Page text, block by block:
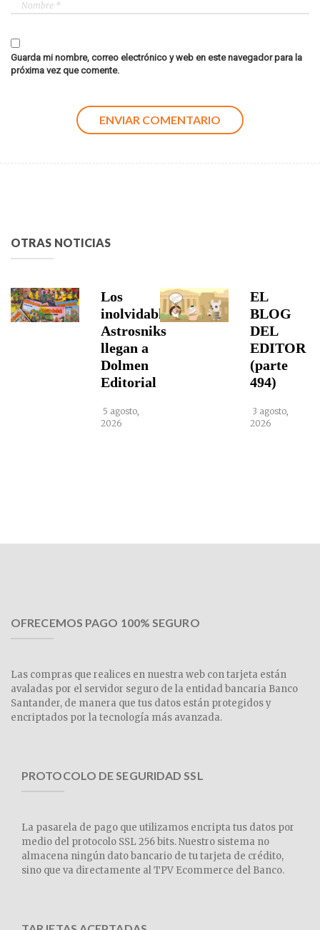
Guarda mi nombre, correo electrónico y web en este navegador para la
próxima vez que comente.
OTRAS NOTICIAS
Los
inolvidables
Astrosniks
llegan a
Dolmen
Editorial
5 agosto,
2026
EL
BLOG
DEL
EDITOR
(parte
494)
3 agosto,
2026
OFRECEMOS PAGO 100% SEGURO
Las compras que realices en nuestra web con tarjeta están
avaladas por el servidor seguro de la entidad bancaria Banco
Santander, de manera que tus datos están protegidos y
encriptados por la tecnología más avanzada.
PROTOCOLO DE SEGURIDAD SSL
La pasarela de pago que utilizamos encripta tus datos por
medio del protocolo SSL 256 bits. Nuestro sistema no
almacena ningún dato bancario de tu tarjeta de crédito,
sino que va directamente al TPV Ecommerce del Banco.